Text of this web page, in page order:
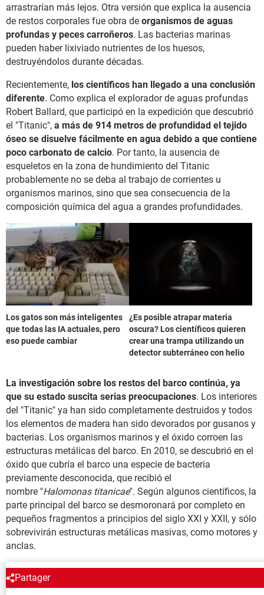
arrastrarían más lejos. Otra versión que explica la ausencia
de restos corporales fue obra de organismos de aguas
profundas y peces carroñeros. Las bacterias marinas
pueden haber lixiviado nutrientes de los huesos,
destruyéndolos durante décadas.
Recientemente, los científicos han llegado a una conclusión
diferente. Como explica el explorador de aguas profundas
Robert Ballard, que participó en la expedición que descubrió
el "Titanic", a más de 914 metros de profundidad el tejido
óseo se disuelve fácilmente en agua debido a que contiene
poco carbonato de calcio. Por tanto, la ausencia de
esqueletos en la zona de hundimiento del Titanic
probablemente no se deba al trabajo de corrientes u
organismos marinos, sino que sea consecuencia de la
composición química del agua a grandes profundidades.
Los gatos son más inteligentes
que todas las IA actuales, pero
eso puede cambiar
¿Es posible atrapar materia
oscura? Los científicos quieren
crear una trampa utilizando un
detector subterráneo con helio
La investigación sobre los restos del barco continúa, ya
que su estado suscita serias preocupaciones. Los interiores
del "Titanic" ya han sido completamente destruidos y todos
los elementos de madera han sido devorados por gusanos y
bacterias. Los organismos marinos y el óxido corroen las
estructuras metálicas del barco. En 2010, se descubrió en el
óxido que cubría el barco una especie de bacteria
previamente desconocida, que recibió el
nombre "Halomonas titanicae". Según algunos científicos, la
parte principal del barco se desmoronará por completo en
pequeños fragmentos a principios del siglo XXI y XXII, y sólo
sobrevivirán estructuras metálicas masivas, como motores y
anclas.
Partager
NEWSLETTER